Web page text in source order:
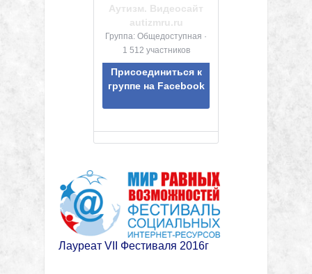
Аутизм. Видеосайт
autizmru.ru
Группа: Общедоступная ·
1 512 участников
Присоединиться к
группе на Facebook
Лауреат VII Фестиваля 2016г